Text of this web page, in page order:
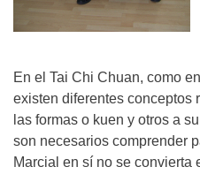
En el Tai Chi Chuan, como
existen diferentes conceptos
las formas o kuen y otros a
son necesarios comprender
Marcial en sí no se convierta